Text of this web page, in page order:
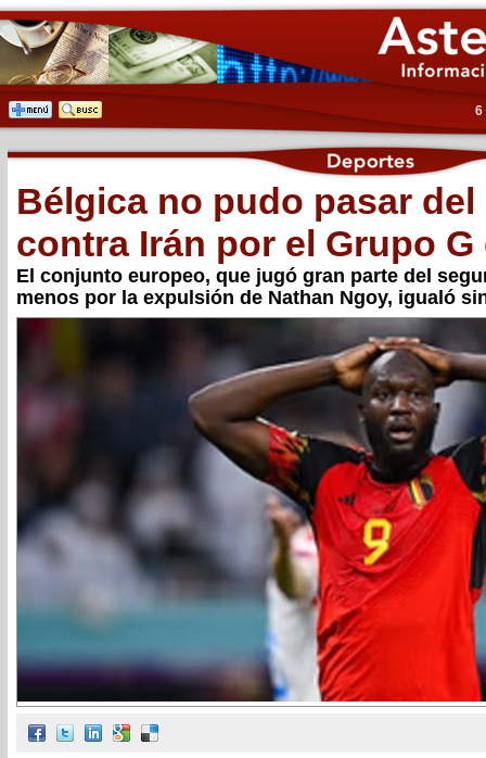
6
Bélgica no pudo pasar del
contra Irán por el Grupo
El conjunto europeo, que jugó gran parte del
menos por la expulsión de Nathan Ngoy, igualó